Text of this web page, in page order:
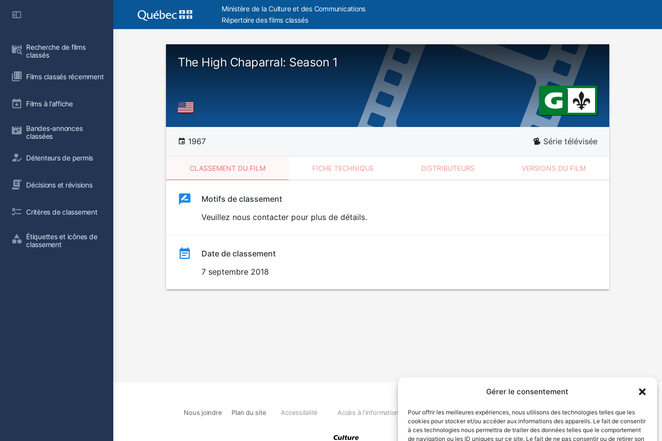
Gérer le consentement
Pour offrir les meilleures expériences, nous utilisons des technologies telles que les
cookies pour stocker et/ou accéder aux informations des appareils. Le fait de consentir
à ces technologies nous permettra de traiter des données telles que le comportement
de navigation ou les ID uniques sur ce site. Le fait de ne pas consentir ou de retirer son
Recherche de films
classés
Films classés récemment
Films à l’affiche
Bandes-annonces
classées
Détenteurs de permis
Décisions et révisions
Critères de classement
Étiquettes et icônes de
classement
Ministère de la Culture et des Communications
Répertoire des films classés
The High Chaparral: Season 1
1967 Série télévisée
CLASSEMENT DU FILM FICHE TECHNIQUE DISTRIBUTEURS VERSIONS DU FILM
ClassementClassement
Motifs de classement
Veuillez nous contacter pour plus de détails.
Date de classement
7 septembre 2018
Nous joindre Plan du site Accessibilité Accès à l'information Déclaration de services Politique de confidentialité